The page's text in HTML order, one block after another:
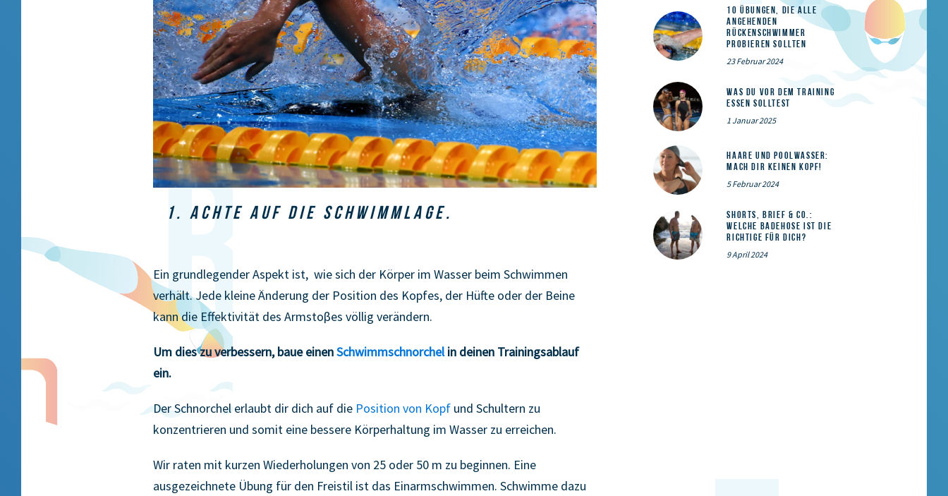
1. ACHTE AUF DIE SCHWIMMLAGE.
Ein grundlegender Aspekt ist, wie sich der Körper im Wasser beim Schwimmen
verhält. Jede kleine Änderung der Position des Kopfes, der Hüfte oder der Beine
kann die Effektivität des Armstoβes völlig verändern.
Um dies zu verbessern, baue einenSchwimmschnorchelin deinen Trainingsablauf
ein.
Der Schnorchel erlaubt dir dich auf die Position von Kopf und Schultern zu
konzentrieren und somit eine bessere Körperhaltung im Wasser zu erreichen.
Wir raten mit kurzen Wiederholungen von 25 oder 50 m zu beginnen. Eine
ausgezeichnete Übung für den Freistil ist das Einarmschwimmen. Schwimme dazu
10 Übungen, die alle
angehenden
Rückenschwimmer
probieren sollten
23 Februar 2024
Was du vor dem Training
essen solltest
1 Januar 2025
Haare und Poolwasser:
Mach dir keinen Kopf!
5 Februar 2024
Shorts, Brief & Co.:
Welche Badehose ist die
Richtige für dich?
9 April 2024